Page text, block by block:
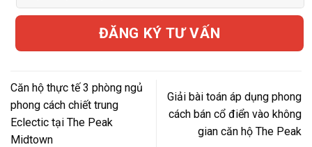
Căn hộ thực tế 3 phòng ngủ
phong cách chiết trung
Eclectic tại The Peak
Midtown
Giải bài toán áp dụng phong
cách bán cổ điển vào không
gian căn hộ The Peak